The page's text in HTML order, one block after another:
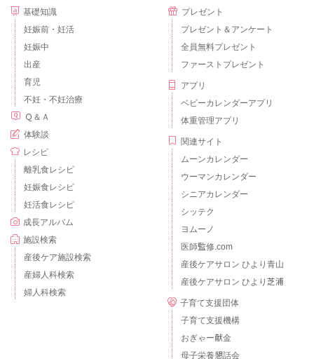
基礎知識
妊娠前・妊活
妊娠中
出産
育児
不妊・不妊治療
Ｑ＆Ａ
体験談
レシピ
離乳食レシピ
妊娠食レシピ
妊活食レシピ
成長アルバム
施設検索
産後ケア施設検索
産婦人科検索
婦人科検索
プレゼント
プレゼント＆アンケート
全員無料プレゼント
ファーストプレゼント
アプリ
ベビーカレンダーアプリ
体重管理アプリ
関連サイト
ムーンカレンダー
ウーマンカレンダー
シニアカレンダー
シッテク
ヨムーノ
医師監修.com
産後ケアサロン ひより青山
産後ケアサロン ひより芝浦
子育て支援団体
子育て支援機構
おぎゃー献金
母子栄養懇話会